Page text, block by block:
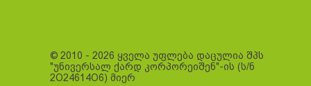
© 2010 - 2026 ყველა უფლება დაცულია შპს
"უნივერსალ ქარდ კორპორეიშენ"-ის (ს/ნ
2O24614O6) მიერ